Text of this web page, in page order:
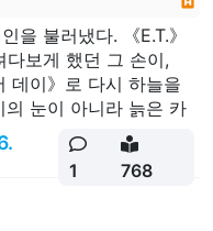
을 불러냈다. 《E.T.》
다보게 했던 그 손이,
데이》로 다시 하늘을
의 눈이 아니라 늙은 카
1 768